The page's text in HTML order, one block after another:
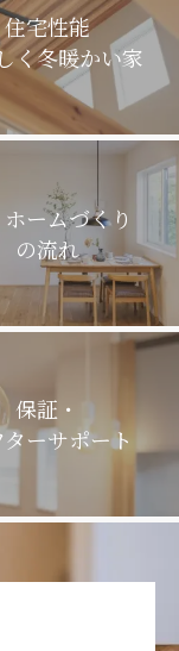
住宅性能
く冬暖かい家
ームづくり
の流れ
保証・
ーサポート